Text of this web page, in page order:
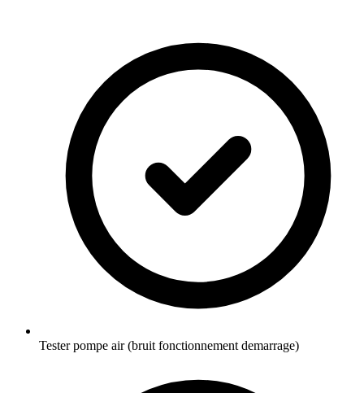
Tester pompe air (bruit fonctionnement demarrage)